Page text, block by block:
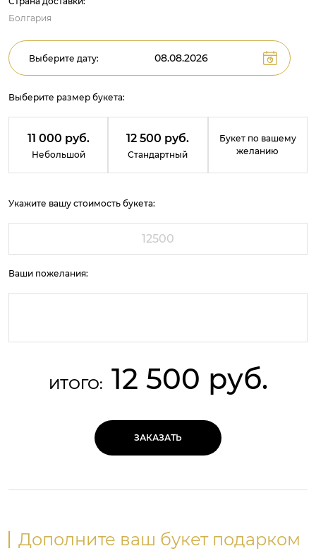
Болгария
Выберите дату:
Выберите размер букета:
11 000 руб.
Небольшой
12 500 руб.
Стандартный
Букет по вашему
желанию
Укажите вашу стоимость букета:
Ваши пожелания:
ИТОГО: 12 500 руб.
ЗАКАЗАТЬ
Дополните ваш букет подарком